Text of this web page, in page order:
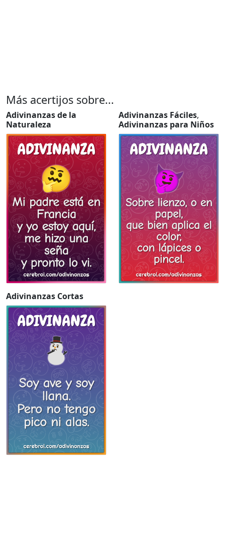
Más acertijos sobre...
Adivinanzas de la
Naturaleza
Adivinanzas Fáciles,
Adivinanzas para Niños
Adivinanzas Cortas